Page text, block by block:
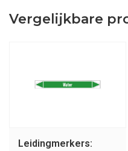
Vergelijkbare
Leidingmerkers: